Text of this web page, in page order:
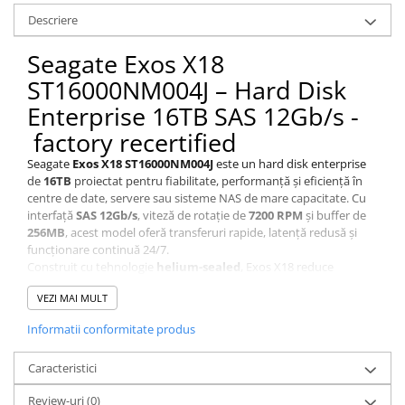
Calculatoare All-in-One RENEW
Monitoare
Monitoare NOI
Monitoare Refurbished
Monitoare Renew
Monitoare Second-Hand
Servere
Hard Disk-uri SERVER
Accesorii server
Cabinete metalice
Carcase server
Procesoare server
Sisteme server
Descriere
Seagate Exos X18
ST16000NM004J – Hard Disk
Enterprise 16TB SAS 12Gb/s -
factory recertified
Seagate Exos X18 ST16000NM004Jeste un hard disk enterprise
de 16TB proiectat pentru fiabilitate, performanță și eficiență în
centre de date, servere sau sisteme NAS de mare capacitate. Cu
interfață SAS 12Gb/s, viteză de rotație de7200 RPM și buffer de
256MB, acest model oferă transferuri rapide, latență redusă și
funcționare continuă 24/7.
Construit cu tehnologie helium-sealed , Exos X18 reduce
frecarea internă, menține temperaturi mai scăzute și consum
redus de energie, oferind o durată de viață extinsă de până la
PowerChoice™optimizează raportul dintre performanță și
consumul de energie, asigurând un echilibru ideal între viteză și
eficiență.
Hard diskul este compatibil cu multiple formate de sector (512e
VEZI MAI MULT
Informatii conformitate produs
Caracteristici
Review-uri(0)